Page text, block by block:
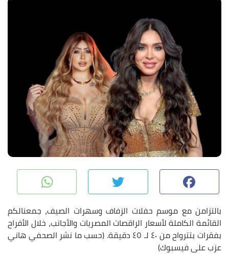
Facebook
Twitter
بالتزامن مع موسم حفلات الزفاف وسهرات الصيف، جمعنالكم
القائمة الكاملة لأسعار الراقصات المصريات والأجانب، خلال الأفراح
بفقرات بتترواح من ٤٠ لـ ٤٥ دقيقة. (حسب ما نشر الصحفي هاني
عزب على فيسبوك)